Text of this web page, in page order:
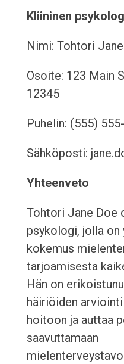
Kliininen
Nimi: Tohtori
Osoite: 123 Main
12345
Puhelin: (555)
Sähköposti:
Yhteenveto
Tohtori Jane Doe
psykologi, jolla on
kokemus
tarjoamisesta
Hän on
häiriöiden
hoitoon ja auttaa
saavuttamaan